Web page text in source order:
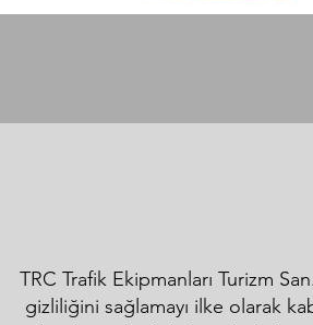
TRC Trafik Ekipmanları Turizm
gizliliğini sağlamayı ilke olarak